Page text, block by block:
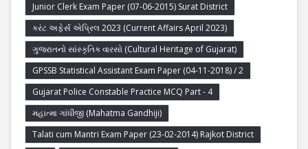
Junior Clerk Exam Paper (07-06-2015) Surat District
કરંટ અફેર્સ એપ્રિલ 2023 (Current Affairs April 2023)
ગુજરાતનો સાંસ્કૃતિક વારસો (Cultural Heritage of Gujarat)
GPSSB Statistical Assistant Exam Paper (04-11-2018) / 2
Gujarat Police Constable Practice MCQ Part - 4
મહાત્મા ગાંધીજી (Mahatma Gandhiji)
Talati cum Mantri Exam Paper (23-02-2014) Rajkot District